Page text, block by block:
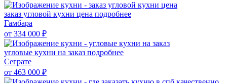
заказ угловой кухни цена подробнее
Гамбара
от 334 000 ₽
угловые кухни на заказ подробнее
Сеграте
от 463 000 ₽